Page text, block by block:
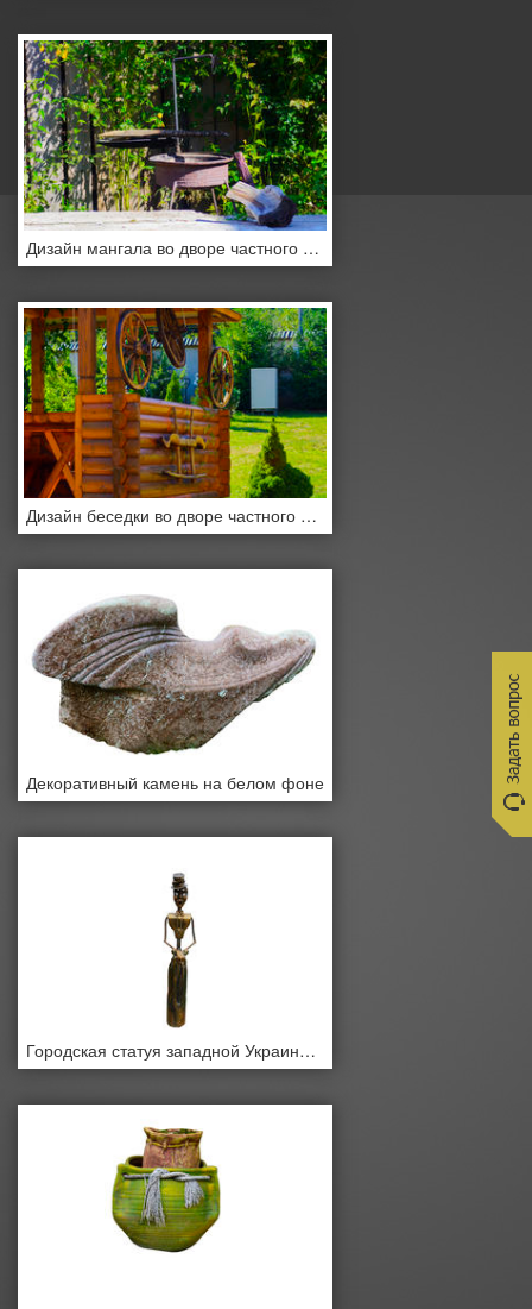
Дизайн мангала во дворе частного дома
Дизайн беседки во дворе частного дома
Декоративный камень на белом фоне
Городская статуя западной Украины на белом фоне